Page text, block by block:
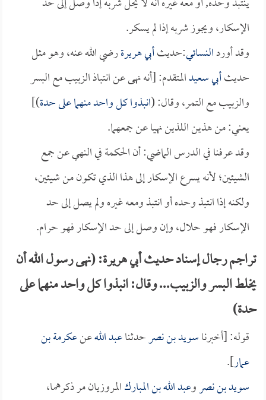
الإسكار، ويجوز شربه إذا لم يسكر.
وقد أوردالنسائي:حديثأبي هريرةرضي الله عنه، وهو مثل
حديثأبي سعيدالمتقدم: [أنه نهى عن انتباذ الزبيب مع البسر
والزبيب مع التمر، وقال: (انبذوا كل واحد منهما على حدة)]
يعني: من هذين اللذين نهيا عن جمعهما.
وقد عرفنا في الدرس الماضي: أن الحكمة في النهي عن جمع
الشيئين؛ لأنه يسرع الإسكار إلى هذا الذي تكون من شيئين،
ولكنه إذا انتبذ وحده أو انتبذ ومعه غيره ولم يصل إلى حد
الإسكار فهو حلال، وإن وصل إلى حد الإسكار فهو حرام.
تراجم رجال إسناد حديث أبي هريرة: (نهى رسول الله أن
يخلط البسر والزبيب... وقال: انبذوا كل واحد منهما على
حدة)
قوله: [أخبرناسويد بن نصرحدثناعبد اللهعنعكرمة بن
عمار].
سويد بن نصروعبد الله بن المباركالمروزيان مر ذكرهما،